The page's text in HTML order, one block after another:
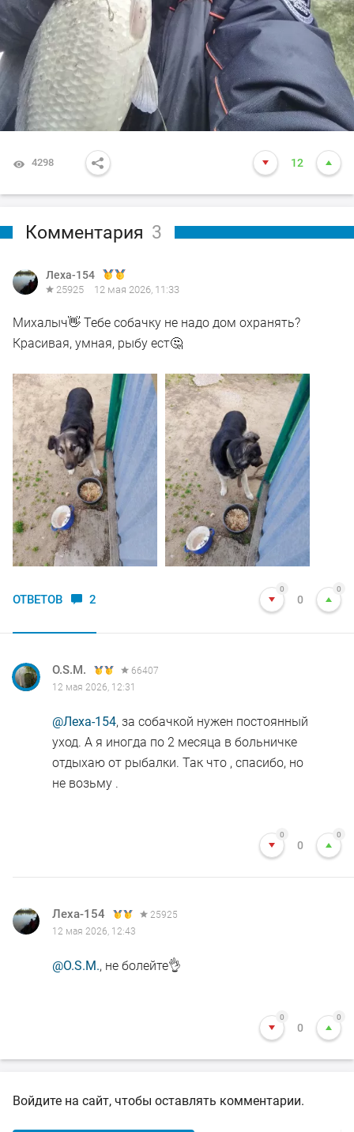
4298 12
Комментария 3
Леха-154
25925 12 мая 2026, 11:33
Михалыч👋 Тебе собачку не надо дом охранять?
Красивая, умная, рыбу ест🤔
ОТВЕТОВ 2
0
0
0
O.S.M.
66407
12 мая 2026, 12:31
@Леха-154, за собачкой нужен постоянный
уход. А я иногда по 2 месяца в больничке
отдыхаю от рыбалки. Так что , спасибо, но
не возьму .
0
0
0
Леха-154
25925
12 мая 2026, 12:43
@O.S.M., не болейте👌
0
0
0
Войдите на сайт, чтобы оставлять комментарии.